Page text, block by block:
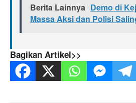
Berita Lainnya Demo di
Massa Aksi dan Polisi
Bagikan Artikel>>